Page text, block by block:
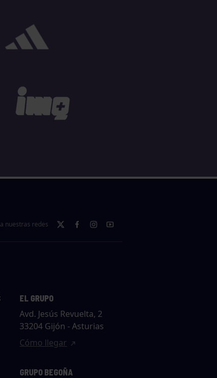
nuestras redes
EL GRUPO
Avd. Jesús Revuelta, 2
33204 Gijón - Asturias
Cómo llegar
GRUPO BEGOÑA